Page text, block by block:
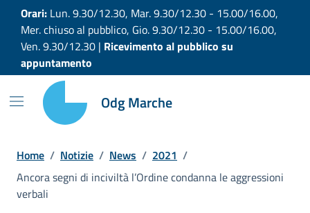
Vai ai contenuti
Vai al footer
Orari: Lun. 9.30/12.30, Mar. 9.30/12.30 - 15.00/16.00,
Mer. chiuso al pubblico, Gio. 9.30/12.30 - 15.00/16.00,
Ven. 9.30/12.30 | Ricevimento al pubblico su
appuntamento
Odg Marche
Home / Notizie / News / 2021 /
Ancora segni di inciviltà l’Ordine condanna le aggressioni
verbali